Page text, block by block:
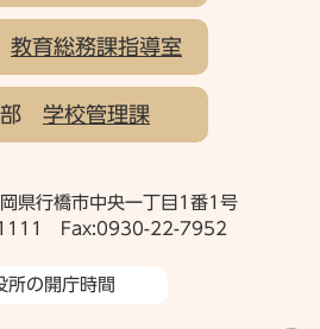
教育総務課指導室
部 学校管理課
県行橋市中央一丁目1番1号
Fax:0930-22-7952
所の開庁時間